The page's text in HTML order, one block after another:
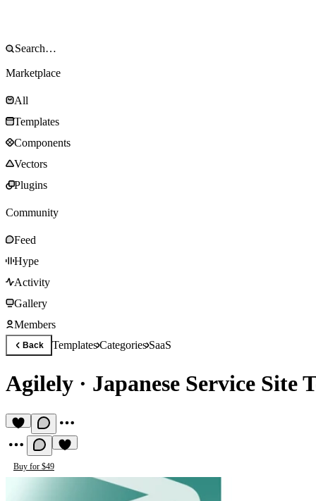
Marketplace
All
Templates
Components
Vectors
Plugins
Community
Feed
Hype
Activity
Gallery
Members
Back TemplatesCategoriesSaaS
Agilely · Japanese Service Site
Buy for $49